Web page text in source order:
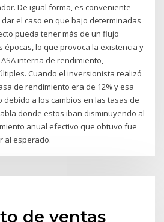
De igual forma, es conveniente
el caso en que bajo determinadas
pueda tener más de un flujo
lo que provoca la existencia y
interna de rendimiento,
Cuando el inversionista realizó
de rendimiento era de 12% y esa
debido a los cambios en las tasas de
donde estos iban disminuyendo al
anual efectivo que obtuvo fue
al esperado.
de ventas